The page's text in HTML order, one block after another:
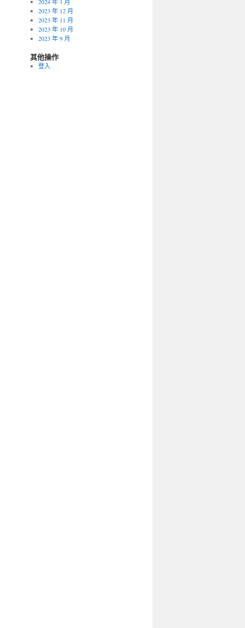
2023 年 12 月
2023 年 11 月
2023 年 10 月
2023 年 9 月
其他操作
登入